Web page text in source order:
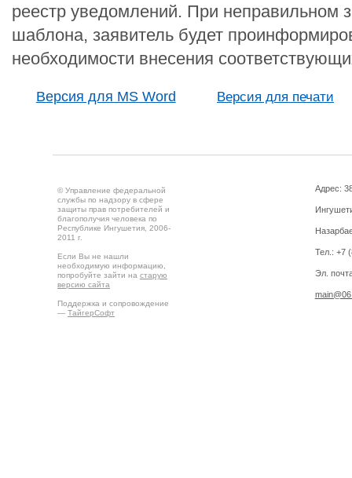
реестр уведомлений. При неправильном
шаблона, заявитель будет
необходимости внесения
Версия для MS Word Версия для печати
© Управление федеральной
службы по надзору в сфере
защиты прав потребителей и
благополучия человека по
Республике Ингушетия, 2006-
2011 г.
Если Вы не нашли
необходимую информацию,
попробуйте зайти на старую
версию сайта
Поддержка и сопровождение
— ТайгерСофт
Адрес:
Тел.: +7
Эл.